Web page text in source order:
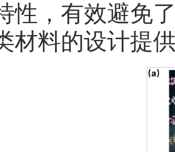
性，有效避免
材料的设计提